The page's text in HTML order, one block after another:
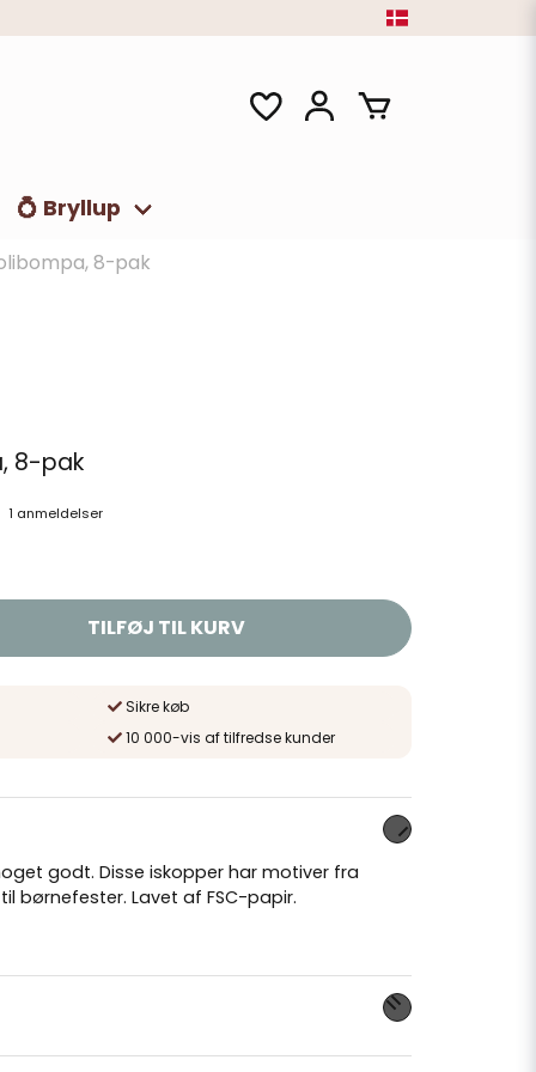
💍 Bryllup
8-pak
8-pak
1 anmeldelser
TILFØJ TIL KURV
Sikre køb
10 000-vis af tilfredse kunder
godt. Disse iskopper har motiver fra
børnefester. Lavet af FSC-papir.